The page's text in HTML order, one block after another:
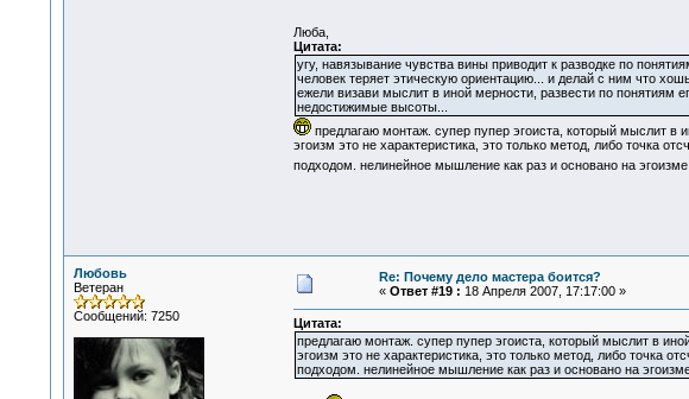
Люба,
Цитата:
угу, навязывание чувства вины приводит к разводке по
человек теряет этическую ориентацию... и делай с ним что
ежели визави мыслит в иной мерности, развести по понятиям
недостижимые высоты...
предлагаю монтаж. супер пупер эгоиста, который мыслит в
эгоизм это не характеристика, это только метод, либо точка
подходом. нелинейное мышление как раз и основано на
Любовь
Ветеран
Сообщений: 7250
Re: Почему дело мастера боится?
« Ответ #19 : 18 Апреля 2007, 17:17:00 »
Цитата:
предлагаю монтаж. супер пупер эгоиста, который мыслит в
эгоизм это не характеристика, это только метод, либо точка
подходом. нелинейное мышление как раз и основано на